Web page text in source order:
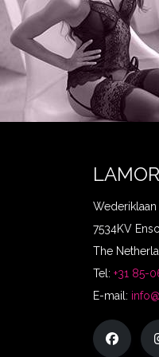
7534KV
The
Tel: +31 85-
E-mail: